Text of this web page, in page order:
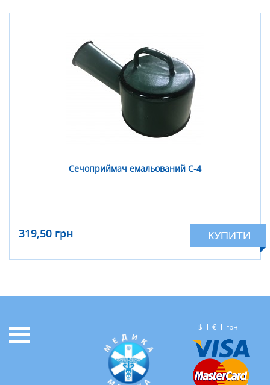
Сечоприймач емальований С-4
319,50 грн КУПИТИ
$ € грн